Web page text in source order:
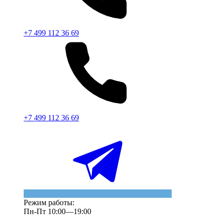
+7 499 112 36 69
+7 499 112 36 69
Режим работы:
Пн-Пт 10:00—19:00